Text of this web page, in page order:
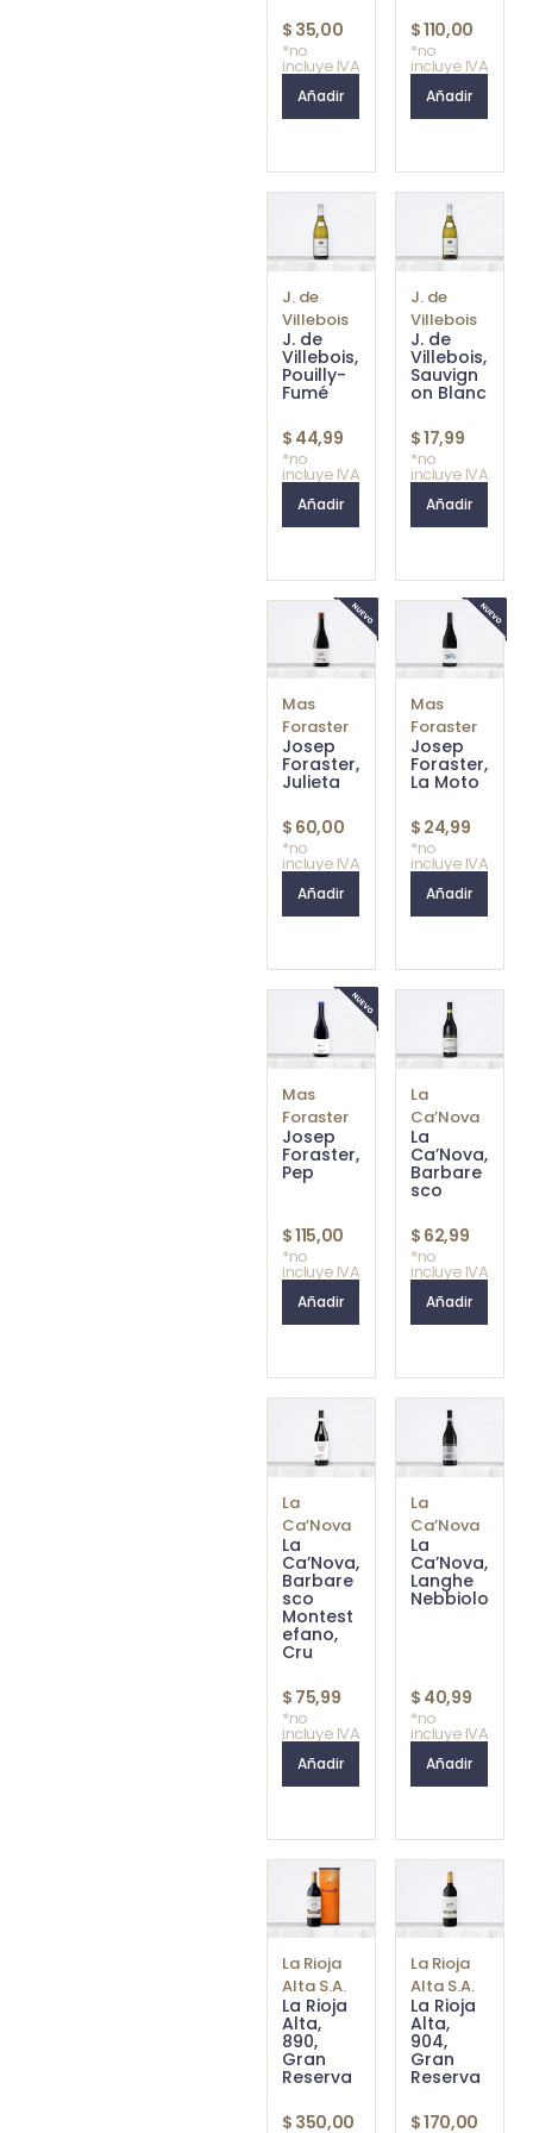
$ 35,00
*no
incluye IVA
Añadir
$110,00
*no
incluye IVA
Añadir
J. de
Villebois
J. de
Villebois,
Pouilly-
Fumé
$ 44,99
*no
incluye IVA
Añadir
J. de
Villebois
J. de
Villebois,
Sauvign
on Blanc
$17,99
*no
incluye IVA
Añadir
Mas
Foraster
Josep
Foraster,
Julieta
$ 60,00
*no
incluye IVA
Añadir
Mas
Foraster
Josep
Foraster,
La Moto
$ 24,99
*no
incluye IVA
Añadir
Mas
Foraster
Josep
Foraster,
Pep
$115,00
*no
incluye IVA
Añadir
La
Ca’Nova
La
Ca’Nova,
Barbare
sco
$ 62,99
*no
incluye IVA
Añadir
La
Ca’Nova
La
Ca’Nova,
Barbare
sco
Montest
efano,
Cru
$ 75,99
*no
incluye IVA
Añadir
La
Ca’Nova
La
Ca’Nova,
Langhe
Nebbiolo
$ 40,99
*no
incluye IVA
Añadir
La Rioja
Alta S.A.
La Rioja
Alta,
890,
Gran
Reserva
$ 350,00
La Rioja
Alta S.A.
La Rioja
Alta,
904,
Gran
Reserva
$170,00